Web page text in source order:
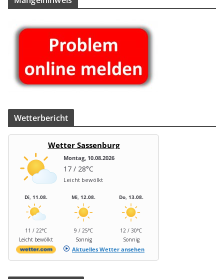
Wet­ter­be­richt
Wetter Sassenburg
Montag, 10.08.2026
17 / 28°C
Leicht bewölkt
Di, 11.08.
11 / 22°C
Leicht bewölkt
Mi, 12.08.
9 / 25°C
Sonnig
Do, 13.08.
12 / 30°C
Sonnig
Aktuelles Wetter ansehen